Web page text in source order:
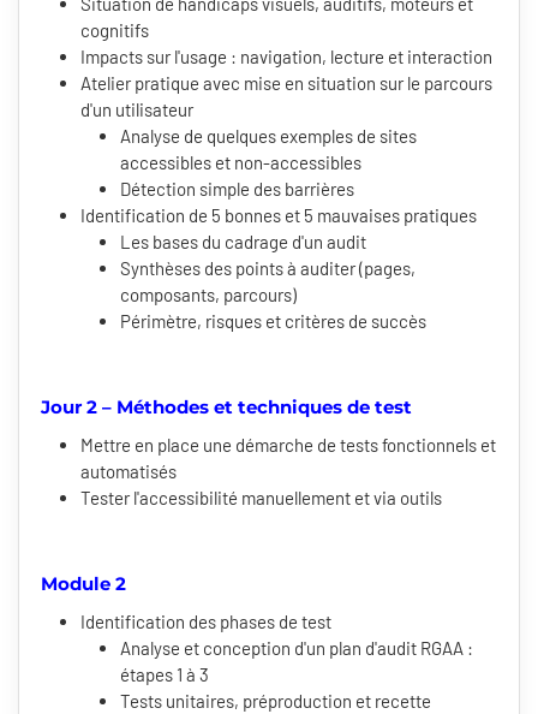
cognitifs
Impacts sur l'usage : navigation, lecture et interaction
Atelier pratique avec mise en situation sur le parcours
d'un utilisateur
Analyse de quelques exemples de sites
accessibles et non-accessibles
Détection simple des barrières
Identification de 5 bonnes et 5 mauvaises pratiques
Les bases du cadrage d'un audit
Synthèses des points à auditer (pages,
composants, parcours)
Périmètre, risques et critères de succès
Jour 2 – Méthodes et techniques de test
Mettre en place une démarche de tests fonctionnels et
automatisés
Tester l'accessibilité manuellement et via outils
Module 2
Identification des phases de test
Analyse et conception d'un plan d'audit RGAA :
étapes 1 à 3
Tests unitaires, préproduction et recette